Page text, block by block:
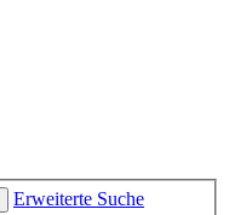
Erweiterte Suche